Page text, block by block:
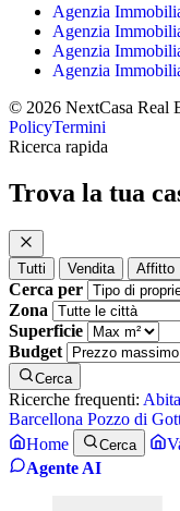
Agenzia
Agenzia
Agenzia
Agenzia
© 2026 NextCasa Real
PolicyTermini
Ricerca rapida
Trova la tua
Tutti Vendita Affitto
Cerca per
Zona
Superficie
Budget
Cerca
Ricerche frequenti:
Barcellona Pozzo di
Home
Cerca
Agente AI